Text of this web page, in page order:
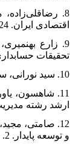
اقتصادی ایران. 24(80). 105-150.
تحقیقات حسابداری و
10. سید نورانی، سید محمدرضا. (1388). فرار مالیاتی و رشد اقتصادی در ایران. مرکز پژوهش‌های مجلس شورای اسلامی. چاپ اول
ارشد رشته
و توسعه پایدار. 2. 22- 1.